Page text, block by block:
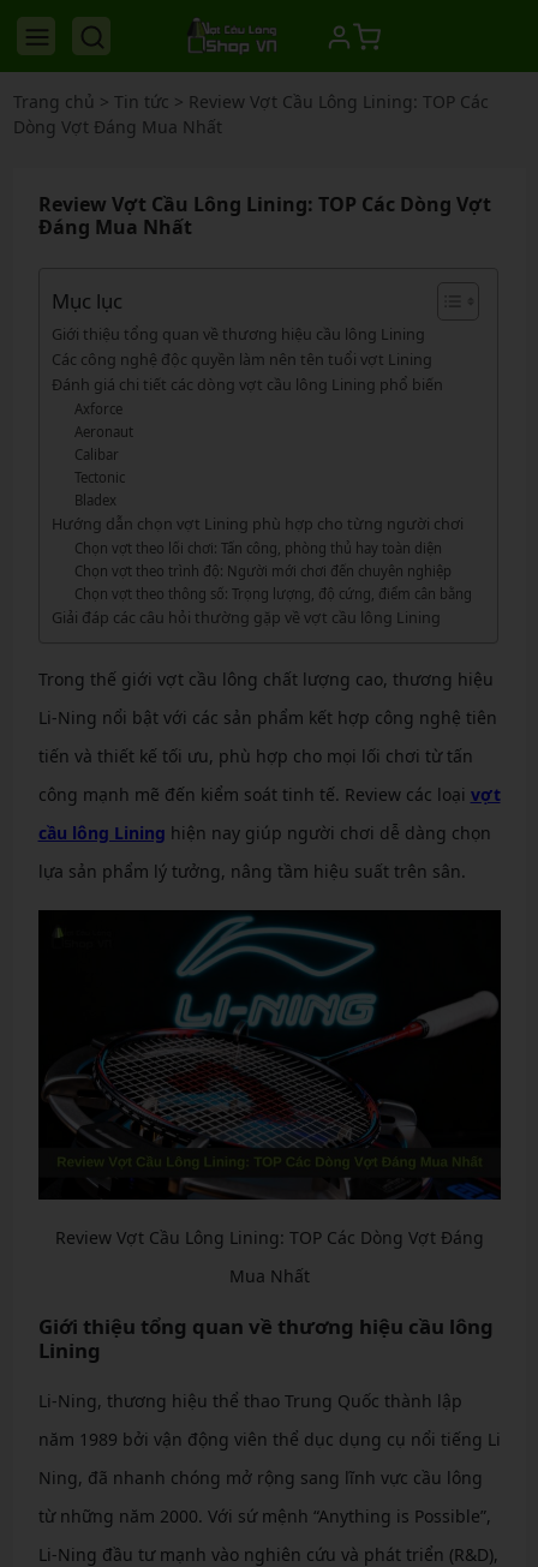
Trang chủ > Tin tức > Review Vợt Cầu Lông Lining: TOP Các
Dòng Vợt Đáng Mua Nhất
Review Vợt Cầu Lông Lining: TOP Các Dòng Vợt
Đáng Mua Nhất
Mục lục
Giới thiệu tổng quan về thương hiệu cầu lông Lining
Các công nghệ độc quyền làm nên tên tuổi vợt Lining
Đánh giá chi tiết các dòng vợt cầu lông Lining phổ biến
Axforce
Aeronaut
Calibar
Tectonic
Bladex
Hướng dẫn chọn vợt Lining phù hợp cho từng người chơi
Chọn vợt theo lối chơi: Tấn công, phòng thủ hay toàn diện
Chọn vợt theo trình độ: Người mới chơi đến chuyên nghiệp
Chọn vợt theo thông số: Trọng lượng, độ cứng, điểm cân bằng
Giải đáp các câu hỏi thường gặp về vợt cầu lông Lining
Trong thế giới vợt cầu lông chất lượng cao, thương hiệu
Li-Ning nổi bật với các sản phẩm kết hợp công nghệ tiên
tiến và thiết kế tối ưu, phù hợp cho mọi lối chơi từ tấn
công mạnh mẽ đến kiểm soát tinh tế. Review các loại vợt
cầu lông Lining hiện nay giúp người chơi dễ dàng chọn
lựa sản phẩm lý tưởng, nâng tầm hiệu suất trên sân.
Review Vợt Cầu Lông Lining: TOP Các Dòng Vợt Đáng
Mua Nhất
Giới thiệu tổng quan về thương hiệu cầu lông
Lining
Li-Ning, thương hiệu thể thao Trung Quốc thành lập
năm 1989 bởi vận động viên thể dục dụng cụ nổi tiếng Li
Ning, đã nhanh chóng mở rộng sang lĩnh vực cầu lông
từ những năm 2000. Với sứ mệnh “Anything is Possible”,
Li-Ning đầu tư mạnh vào nghiên cứu và phát triển (R&D),